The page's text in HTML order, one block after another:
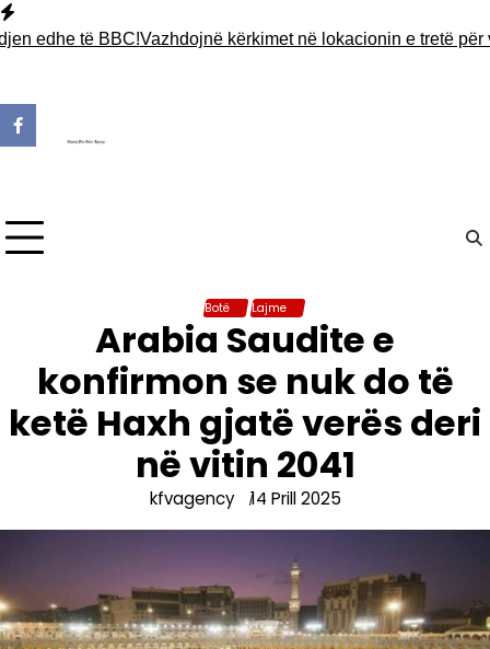
Skip
to
të BBC!Vazhdojnë kërkimet në lokacionin e tretë për
Botë Lajme
Arabia Saudite e
konfirmon se nuk do të
ketë Haxh gjatë verës deri
në vitin 2041
kfvagency 14 Prill 2025